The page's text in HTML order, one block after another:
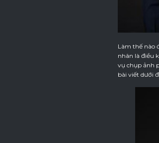
Làm thế nào
nhân là điều
vụ chụp ảnh
bài viết dưới